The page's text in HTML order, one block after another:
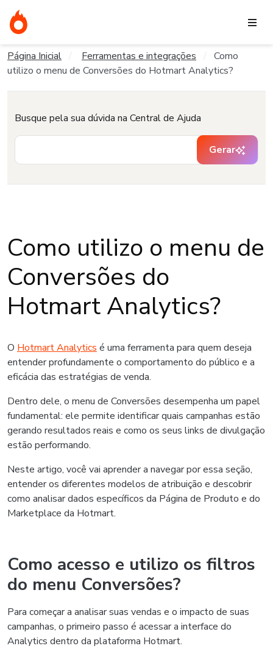
Página Inicial Ferramentas e integrações
Como
utilizo o menu de Conversões do Hotmart Analytics?
Busque pela sua dúvida na Central de Ajuda
Gerar
Como utilizo o menu de
Conversões do
Hotmart Analytics?
O Hotmart Analytics é uma ferramenta para quem deseja
entender profundamente o comportamento do público e a
eficácia das estratégias de venda.
Dentro dele, o menu de Conversões desempenha um papel
fundamental: ele permite identificar quais campanhas estão
gerando resultados reais e como os seus links de divulgação
estão performando.
Neste artigo, você vai aprender a navegar por essa seção,
entender os diferentes modelos de atribuição e descobrir
como analisar dados específicos da Página de Produto e do
Marketplace da Hotmart.
Como acesso e utilizo os filtros
do menu Conversões?
Para começar a analisar suas vendas e o impacto de suas
campanhas, o primeiro passo é acessar a interface do
Analytics dentro da plataforma Hotmart.